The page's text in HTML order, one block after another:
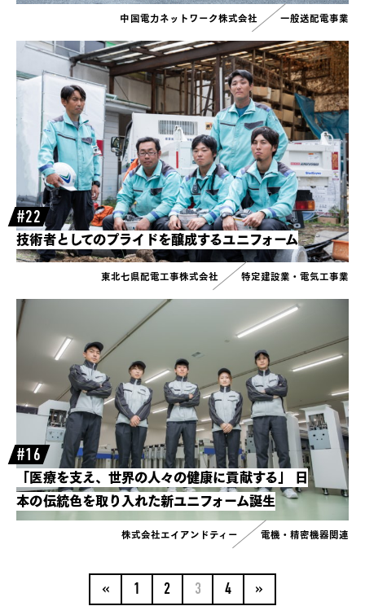
中国電力ネットワーク株式会社 一般送配電事業
#22
技術者としてのプライドを醸成するユニフォーム
東北七県配電工事株式会社 特定建設業・電気工事業
#16
「医療を支え、世界の人々の健康に貢献する」 日
本の伝統色を取り入れた新ユニフォーム誕生
株式会社エイアンドティー 電機・精密機器関連
« 1 2 3 4 »